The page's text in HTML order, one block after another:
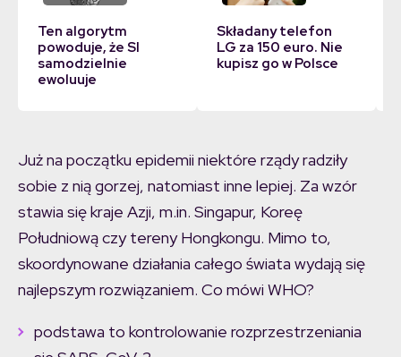
Ten algorytm
powoduje, że SI
samodzielnie
ewoluuje
Składany telefon
LG za 150 euro. Nie
kupisz go w Polsce
Już na początku epidemii niektóre rządy radziły
sobie z nią gorzej, natomiast inne lepiej. Za wzór
stawia się kraje Azji, m.in. Singapur, Koreę
Południową czy tereny Hongkongu. Mimo to,
skoordynowane działania całego świata wydają się
najlepszym rozwiązaniem. Co mówi WHO?
podstawa to kontrolowanie rozprzestrzeniania